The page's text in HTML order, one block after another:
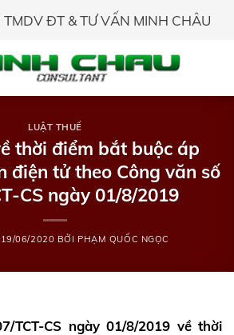
TMDV ĐT & TƯ VẤN MINH CHÂU
LUẬT THUẾ
thời điểm bắt buộc áp
điện tử theo Công văn số
CS ngày 01/8/2019
19/06/2020 BỞI PHẠM QUỐC NGỌC
TCT-CS ngày 01/8/2019 về thời